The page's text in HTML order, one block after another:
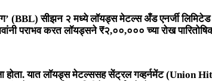
(BBL) सीझन २मध्येलॉयड्स मेटल्स अँड एनर्जी
पराभव करत लॉयड्सने ₹२,००,००० च्या रोख
होता. यात लॉयड्स मेटल्ससह सेंट्रल गव्हर्नमेंट